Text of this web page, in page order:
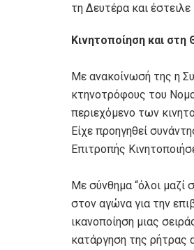
τη Δευτέρα και
Κινητοποίηση και
Με ανακοίνωσή της η
κτηνοτρόφους του
περιεχόμενο των
Είχε προηγηθεί
Επιτροπής
Με σύνθημα “όλοι μαζί
στον αγώνα για την
ικανοποίηση μιας
κατάργηση της ρήτρας